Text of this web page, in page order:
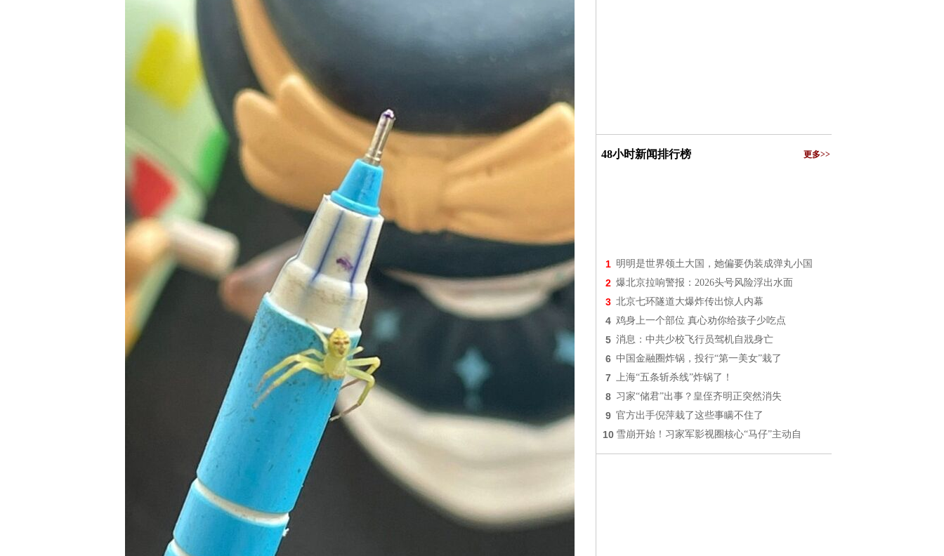
48小时新闻排行榜 更多>>
1 明明是世界领土大国，她偏要伪装成弹丸小国
2 爆北京拉响警报：2026头号风险浮出水面
3 北京七环隧道大爆炸传出惊人内幕
4 鸡身上一个部位 真心劝你给孩子少吃点
5 消息：中共少校飞行员驾机自戕身亡
6 中国金融圈炸锅，投行“第一美女”栽了
7 上海“五条斩杀线”炸锅了！
8 习家“储君”出事？皇侄齐明正突然消失
9 官方出手倪萍栽了这些事瞒不住了
10 雪崩开始！习家军影视圈核心“马仔”主动自